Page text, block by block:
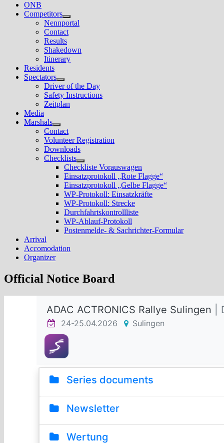
ONB
Competitors
Untermenü
anzeigen
Nennportal
Contact
Results
Shakedown
Itinerary
Residents
Spectators
Untermenü
anzeigen
Driver of the Day
Safety Instructions
Zeitplan
Media
Marshals
Untermenü
anzeigen
Contact
Volunteer Registration
Downloads
Checklists
Untermenü
anzeigen
Checkliste Vorauswagen
Einsatzprotokoll „Rote Flagge“
Einsatzprotokoll „Gelbe Flagge“
WP-Protokoll: Einsatzkräfte
WP-Protokoll: Strecke
Durchfahrtskontrollliste
WP-Ablauf-Protokoll
Postenmelde- & Sachrichter-Formular
Arrival
Accomodation
Organizer
Official Notice Board